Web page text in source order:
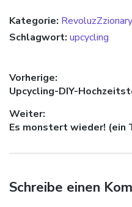
Kategorie:
Schlagwort: upcycling
Vorherige:
Vorheriger Beitrag:
Upcycling-DIY-
Weiter:
Nächster Beitrag:
Es monstert wieder! (ein
Schreibe einen